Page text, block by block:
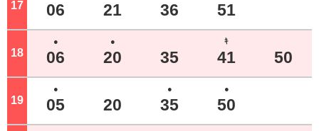
17 06 21 36 51
18
●
06
●
20 35
ｷ
41 50
19
●
05 20
●
35
●
50